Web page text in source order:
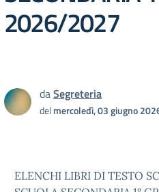
2026/2027
daSegreteria
delmercoledì, 03 giugno
ELENCHI LIBRI DI TESTO